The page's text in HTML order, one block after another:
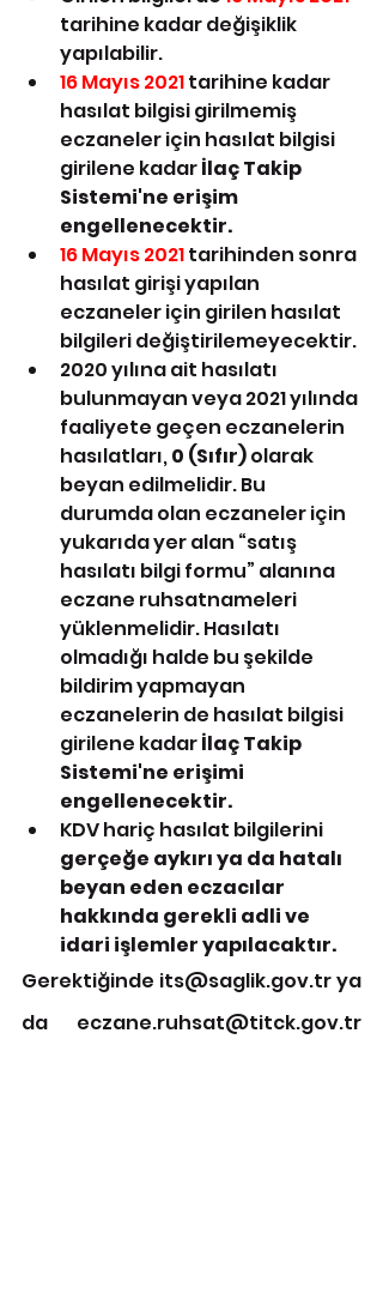
tarihine kadar değişiklik
yapılabilir.
16 Mayıs 2021 tarihine kadar
hasılat bilgisi girilmemiş
eczaneler için hasılat bilgisi
girilene kadar İlaç Takip
Sistemi'ne erişim
engellenecektir.
16 Mayıs 2021 tarihinden sonra
hasılat girişi yapılan
eczaneler için girilen hasılat
bilgileri değiştirilemeyecektir.
2020 yılına ait hasılatı
bulunmayan veya 2021 yılında
faaliyete geçen eczanelerin
hasılatları, 0 (Sıfır) olarak
beyan edilmelidir. Bu
durumda olan eczaneler için
yukarıda yer alan “satış
hasılatı bilgi formu” alanına
eczane ruhsatnameleri
yüklenmelidir. Hasılatı
olmadığı halde bu şekilde
bildirim yapmayan
eczanelerin de hasılat bilgisi
girilene kadar İlaç Takip
Sistemi'ne erişimi
engellenecektir.
KDV hariç hasılat bilgilerini
gerçeğe aykırı ya da hatalı
beyan eden eczacılar
hakkında gerekli adli ve
idari işlemler yapılacaktır.
Gerektiğinde its@saglik.gov.tr ya
da eczane.ruhsat@titck.gov.tr